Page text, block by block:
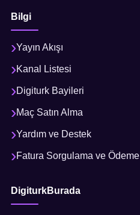
Bilgi
Yayın Akışı
Kanal Listesi
Digiturk Bayileri
Maç Satın Alma
Yardım ve Destek
Fatura Sorgulama ve Ödeme
DigiturkBurada